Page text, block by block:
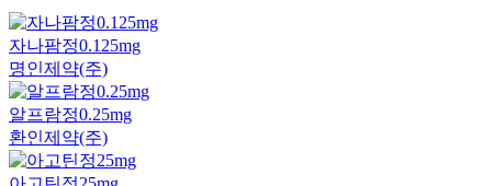
자나팜정0.125mg
명인제약(주)
알프람정0.25mg
환인제약(주)